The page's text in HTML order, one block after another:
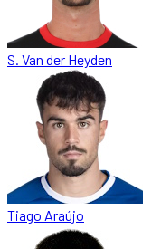
S. Van der Heyden
Tiago Araújo